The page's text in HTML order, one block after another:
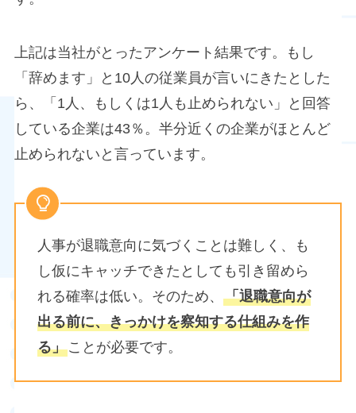
上記は当社がとったアンケート結果です。もし
「辞めます」と10人の従業員が言いにきたとした
ら、「1人、もしくは1人も止められない」と回答
している企業は43％。半分近くの企業がほとんど
止められないと言っています。
人事が退職意向に気づくことは難しく、も
し仮にキャッチできたとしても引き留めら
れる確率は低い。そのため、 「退職意向が
出る前に、きっかけを察知する仕組みを作
る」ことが必要です。